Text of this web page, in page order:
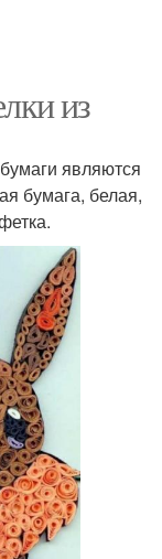
из
являются
бумага, белая,